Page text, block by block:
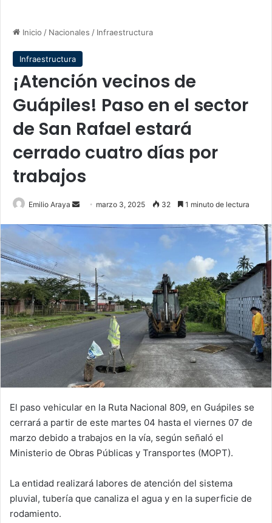
Inicio / Nacionales / Infraestructura
Infraestructura
¡Atención vecinos de
Guápiles! Paso en el sector
de San Rafael estará
cerrado cuatro días por
trabajos
Emilio Araya
Send marzo 3, 2025 32 1 minuto de lectura
El paso vehicular en la Ruta Nacional 809, en Guápiles se
cerrará a partir de este martes 04 hasta el viernes 07 de
marzo debido a trabajos en la vía, según señaló el
Ministerio de Obras Públicas y Transportes (MOPT).
La entidad realizará labores de atención del sistema
pluvial, tubería que canaliza el agua y en la superficie de
rodamiento.